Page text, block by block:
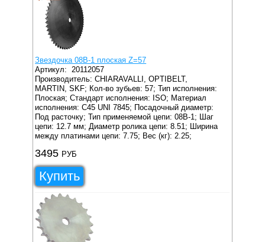
Звездочка 08B-1 плоская Z=57
Артикул: 20112057
Производитель: CHIARAVALLI, OPTIBELT,
MARTIN, SKF; Кол-во зубьев: 57; Тип исполнения:
Плоская; Стандарт исполнения: ISO; Материал
исполнения: C45 UNI 7845; Посадочный диаметр:
Под расточку; Тип применяемой цепи: 08B-1;
Шаг
цепи: 12.7 мм; Диаметр ролика цепи: 8.51;
Ширина
между платинами цепи: 7.75; Вес (кг): 2.25;
3495 РУБ
Купить